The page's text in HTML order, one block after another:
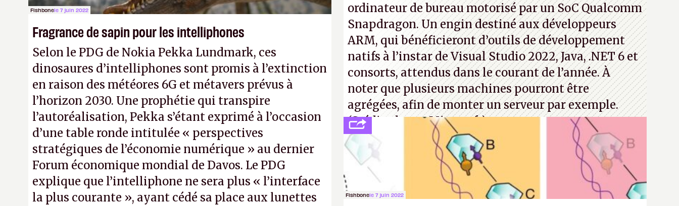
ordinateur de bureau motorisé par un SoC Qualcomm
Snapdragon. Un engin destiné aux développeurs
ARM, qui bénéficieront d’outils de développement
natifs à l’instar de Visual Studio 2022, Java, .NET 6 et
consorts, attendus dans le courant de l’année. À
noter que plusieurs machines pourront être
agrégées, afin de monter un serveur par exemple.
(Crédit photo : Microsoft)
Fishbonele 7 juin 2022
Fragrance de sapin pour les intelliphones
Selon le PDG de Nokia Pekka Lundmark, ces
dinosaures d’intelliphones sont promis à l’extinction
en raison des météores 6G et métavers prévus à
l’horizon 2030. Une prophétie qui transpire
l’autoréalisation, Pekka s’étant exprimé à l’occasion
d’une table ronde intitulée « perspectives
stratégiques de l’économie numérique » au dernier
Forum économique mondial de Davos. Le PDG
explique que l’intelliphone ne sera plus « l’interface
la plus courante », ayant cédé sa place aux lunettes
Fishbonele 7 juin 2022